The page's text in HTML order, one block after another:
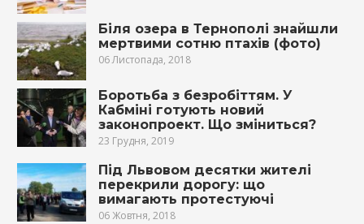
Біля озера в Тернополі знайшли
мертвими сотню птахів (фото)
06 Листопада, 2018
Боротьба з безробіттям. У
Кабміні готують новий
законопроект. Що зміниться?
23 Грудня, 2019
Під Львовом десятки жителі
перекрили дорогу: що
вимагають протестуючі
06 Жовтня, 2018